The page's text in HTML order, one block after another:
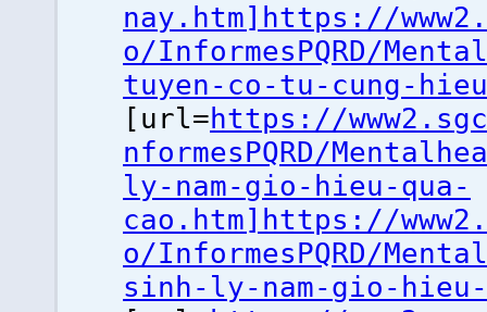
nay.htm]https://
o/InformesPQRD/
tuyen-co-tu-cung-
[url=https://
nformesPQRD/
ly-nam-gio-hieu-qua-
cao.htm]https://
o/InformesPQRD/
sinh-ly-nam-gio-